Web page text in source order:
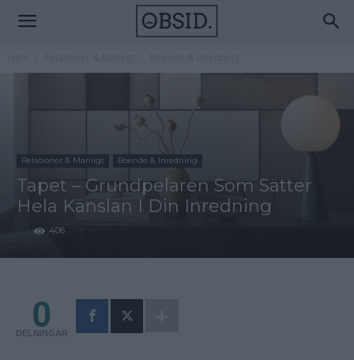
Relationer & Manligt Boende & Inredning
Tapet – Grundpelaren Som Sätter
Hela Känslan I Din Inredning
406
0
DELNINGAR